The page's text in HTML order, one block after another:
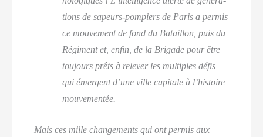
tions de sapeurs-pom­piers de Paris a per­mis
ce mou­ve­ment de fond du Bataillon, puis du
Régi­ment et, enfin, de la Bri­gade pour être
tou­jours prêts à rele­ver les mul­tiples défis
qui émergent d’une ville capi­tale à l’histoire
mouvementée.
Mais ces mille chan­ge­ments qui ont per­mis aux